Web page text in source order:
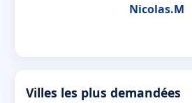
Nicolas.M
Villes les plus demandées